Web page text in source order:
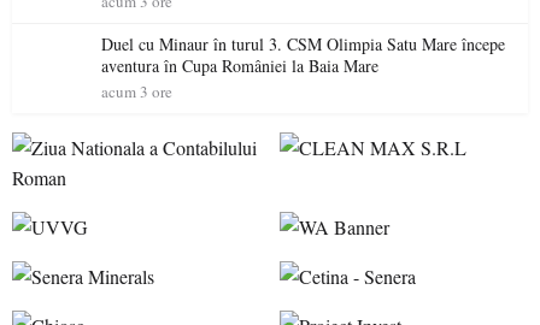
Duel cu Minaur în turul 3. CSM Olimpia Satu Mare începe
aventura în Cupa României la Baia Mare
acum 3 ore